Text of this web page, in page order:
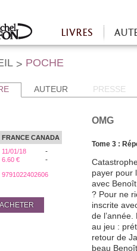
LIVRES
> POCHE
AUTEUR PRESSE
FRANCE CANADA
11/01/18 -
6.60 € -
9791022402606
ACHETER
OMG
Tome 3 :
payer pour
avec
? Pour ne
inscrite
de
au jeu :
retour de
beau